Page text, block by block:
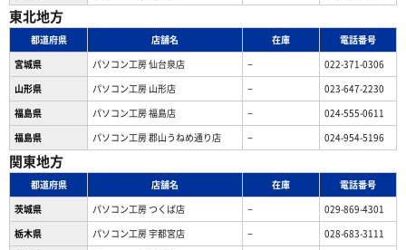
東北地方
都道府県 店舗名 在庫
電話番号
宮城県
パソコン工房 仙台泉店 −
022-371-0306
山形県
パソコン工房 山形店 −
023-647-2230
福島県
パソコン工房 福島店 −
024-555-0611
福島県
パソコン工房 郡山うねめ通り店 − 024-954-5196
関東地方
都道府県 店舗名 在庫
電話番号
茨城県
パソコン工房 つくば店 −
029-869-4301
栃木県
パソコン工房 宇都宮店 −
028-683-3111